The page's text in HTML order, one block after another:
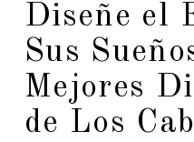
Diseñe el
Sus
Mejores
de Los